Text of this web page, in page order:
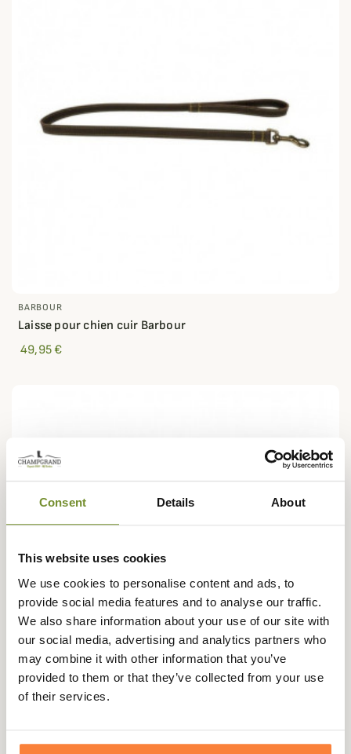
Consent Details About
This website uses cookies
We use cookies to personalise content and ads, to
provide social media features and to analyse our traffic.
We also share information about your use of our site with
our social media, advertising and analytics partners who
may combine it with other information that you’ve
provided to them or that they’ve collected from your use
of their services.
BARBOUR
Laisse pour chien cuir Barbour
49,95 €
BARBOUR
Laisse pour chien Barbour